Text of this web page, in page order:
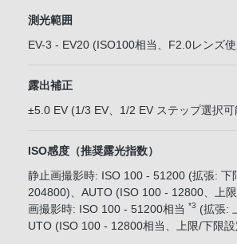
測光範囲
EV-3 - EV20 (ISO100相当、F2.0レンズ
露出補正
±5.0 EV (1/3 EV、1/2 EV ステップ選択可
ISO感度（推奨露光指数）
静止画撮影時: ISO 100 - 51200 (拡張: 下
204800)、AUTO (ISO 100 - 12800、上
画撮影時: ISO 100 - 51200相当 *3 (拡張:
UTO (ISO 100 - 12800相当、上限/下限